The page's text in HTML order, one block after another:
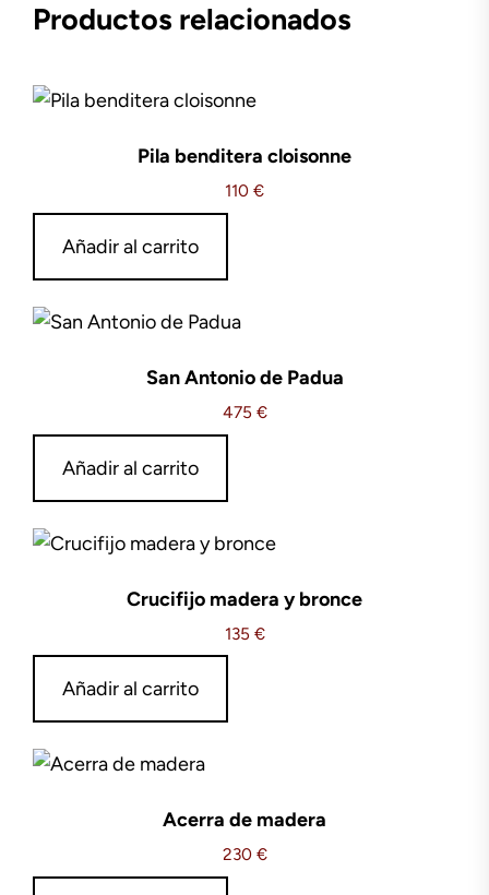
Productos relacionados
Pila benditera cloisonne
110 €
Añadir al carrito
San Antonio de Padua
475 €
Añadir al carrito
Crucifijo madera y bronce
135 €
Añadir al carrito
Acerra de madera
230 €